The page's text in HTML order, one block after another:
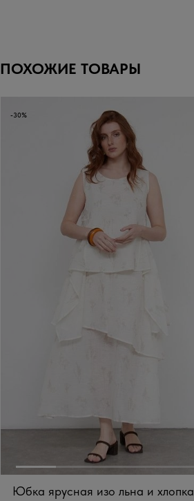
ПОХОЖИЕ ТОВАРЫ
-30%
Юбка ярусная изо льна и хлопка